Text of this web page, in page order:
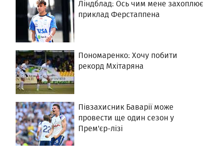
Ліндблад: Ось чим мене захоплює
приклад Ферстаппена
Пономаренко: Хочу побити
рекорд Мхітаряна
Півзахисник Баварії може
провести ще один сезон у
Прем'єр-лізі